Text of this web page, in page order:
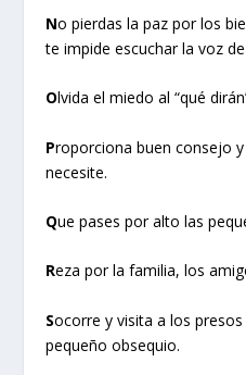
No pierdas la paz por los
te impide escuchar la voz
Olvida el miedo al “qué
Proporciona buen consejo
necesite.
Que pases por alto las
Reza por la familia, los
Socorre y visita a los
pequeño obsequio.